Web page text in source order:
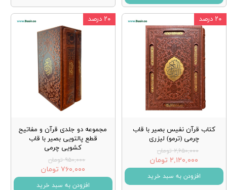
کتاب قرآن نفیس بصیر با قاب
چرمی (ترمو) لیزری
۲,۶۵۰,۰۰۰ تومان
۲,۱۲۰,۰۰۰ تومان
افزودن به سبد خرید
۲۰ درصد
مجموعه دو جلدی قرآن و مفاتیح
قطع پالتویی بصیر با قاب
کشویی چرمی
۹۵۰,۰۰۰ تومان
۷۶۰,۰۰۰ تومان
افزودن به سبد خرید
۲۰ درصد